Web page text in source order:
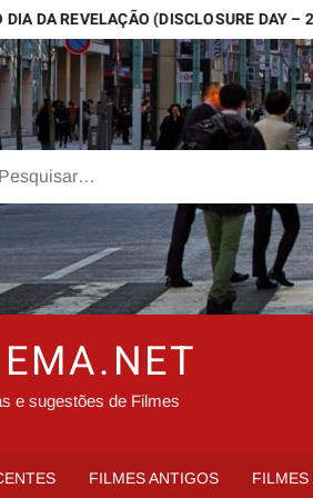
(DISCLOSURE DAY – 2026)
e sugestões de Filmes
FILMES ANTIGOS FILMES